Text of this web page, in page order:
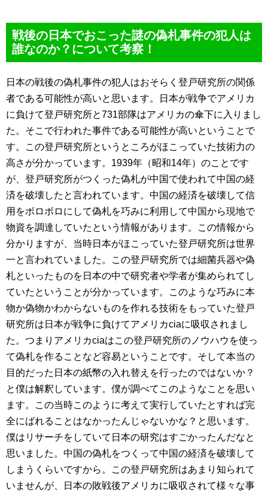
戦後の日本でおこった謎の偽札事件の犯人は
誰なのか？について考察！
日本の戦後の偽札事件の犯人はおそらく登戸研究所の関係
者である可能性が高いと思います。日本が戦争でアメリカ
に負けて登戸研究所と731部隊はアメリカの傘下に入りまし
た。そこで行われた事件である可能性が高いということで
す。この登戸研究所というところがほこっていた技術力の
高さが分かっています。1939年（昭和14年）のことです
が、登戸研究所がつくった偽札が中国で使われて中国の経
済を破壊したと言われています。中国の経済を破壊して信
用をボロボロにして偽札を巧みに利用して中国から現地で
物資を調達していたという情報があります。この情報から
分かりますが、当時日本がほこっていた登戸研究所は世界
一と言われていました。この登戸研究所では細菌兵器や偽
札といったものを日本の中で研究者や学者が集められてし
ていたということが分かっています。このような巧みに本
物か偽物かわからないものを作れる技術をもっていた登戸
研究所は日本が戦争に負けてアメリカciaに吸収されまし
た。つまりアメリカciaはこの登戸研究所のノウハウを使っ
て偽札を作ることなど容易ということです。そして本当の
目的だった日本の紙幣の入れ替えを行ったのではないか？
と僕は解釈しています。僕が調べてこのようなことを思い
ます。この当時このように考えて実行していたとすれば完
全にばれることはなかったんじゃないかな？と思います。
僕はリサーチをしていて日本の研究はすごかったんだなと
思いました。中国の偽札をつくって中国の経済を破壊して
しまうくらいですから。この登戸研究所はあまり知られて
いませんが、日本の敗戦後アメリカに吸収されて様々な事